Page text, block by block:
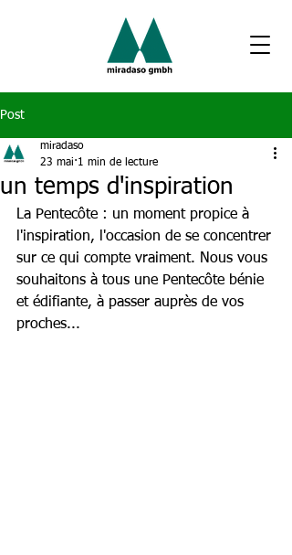
Post
un temps d'inspiration
miradaso
23 mai 1 min de lecture
La Pentecôte : un moment propice à
l'inspiration, l'occasion de se concentrer
sur ce qui compte vraiment. Nous vous
souhaitons à tous une Pentecôte bénie
et édifiante, à passer auprès de vos
proches...